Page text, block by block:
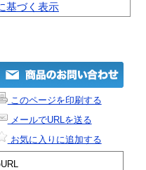
基づく表示
このページを印刷する
メールでURLを送る
お気に入りに追加する